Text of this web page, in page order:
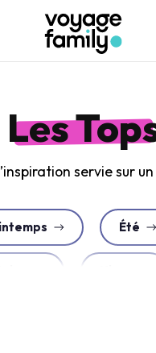
Les
servie sur
Été